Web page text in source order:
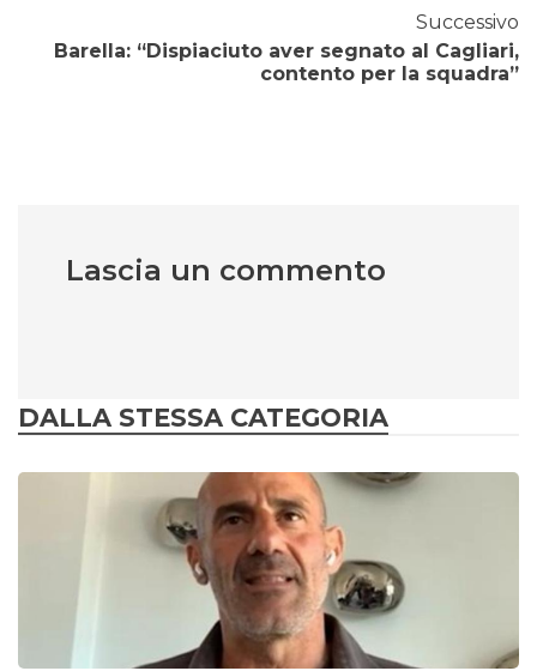
Successivo
Barella: “Dispiaciuto aver segnato al Cagliari,
contento per la squadra”
Lascia un commento
DALLA STESSA CATEGORIA